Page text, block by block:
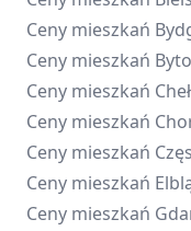
Ceny mieszkań
Ceny mieszkań
Ceny mieszkań
Ceny mieszkań
Ceny mieszkań
Ceny mieszkań
Ceny mieszkań